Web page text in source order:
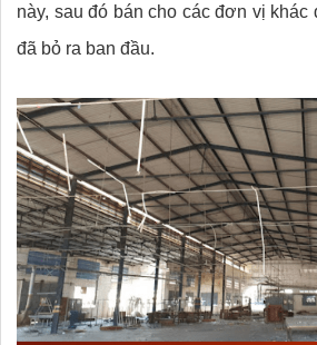
này, sau đó bán cho các đơn vị khác
đã bỏ ra ban đầu.